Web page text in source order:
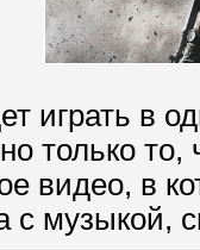
играть в
только то,
видео, в
с музыкой,